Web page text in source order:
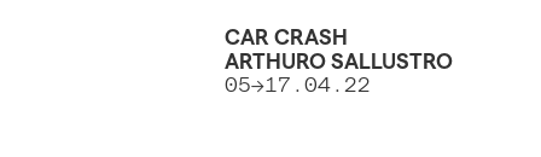
CAR CRASH
ARTHURO SALLUSTRO
05→17.04.22